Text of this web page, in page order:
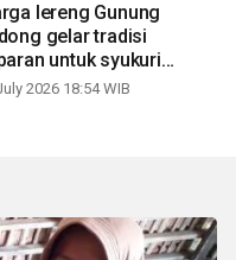
lereng Gunung
gelar tradisi
untuk syukuri
2026 18:54 WIB